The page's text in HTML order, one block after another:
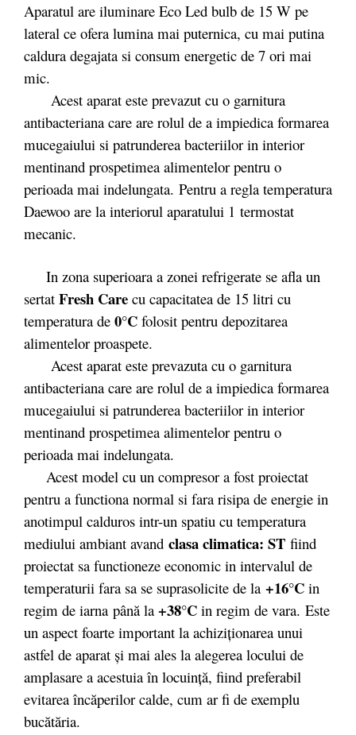
Aparatul are iluminare Eco Led bulb de 15 W pe
lateral ce ofera lumina mai puternica, cu mai putina
caldura degajata si consum energetic de 7 ori mai
mic.
Acest aparat este prevazut cu o garnitura
antibacteriana care are rolul de a impiedica formarea
mucegaiului si patrunderea bacteriilor in interior
mentinand prospetimea alimentelor pentru o
perioada mai indelungata. Pentru a regla temperatura
Daewoo are la interiorul aparatului 1 termostat
mecanic.
In zona superioara a zonei refrigerate se afla un
sertat Fresh Care cu capacitatea de 15 litri cu
temperatura de 0°C folosit pentru depozitarea
alimentelor proaspete.
Acest aparat este prevazuta cu o garnitura
antibacteriana care are rolul de a impiedica formarea
mucegaiului si patrunderea bacteriilor in interior
mentinand prospetimea alimentelor pentru o
perioada mai indelungata.
Acest model cu un compresor a fost proiectat
pentru a functiona normal si fara risipa de energie in
anotimpul calduros intr-un spatiu cu temperatura
mediului ambiant avand clasa climatica: ST fiind
proiectat sa functioneze economic in intervalul de
temperaturii fara sa se suprasolicite de la +16°C in
regim de iarna până la +38°C in regim de vara. Este
un aspect foarte important la achiziţionarea unui
astfel de aparat şi mai ales la alegerea locului de
amplasare a acestuia în locuinţă, fiind preferabil
evitarea încăperilor calde, cum ar fi de exemplu
bucătăria.